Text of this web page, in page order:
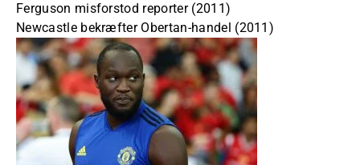
Ferguson misforstod reporter (2011)
Newcastle bekræfter Obertan-handel (2011)